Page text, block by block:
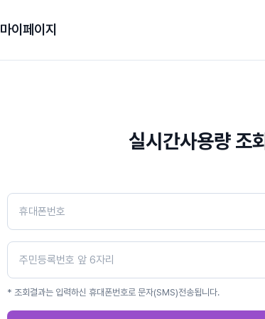
마이페이지
실시간사용량 조회
* 조회결과는 입력하신 휴대폰번호로 문자(SMS)전송됩니다.